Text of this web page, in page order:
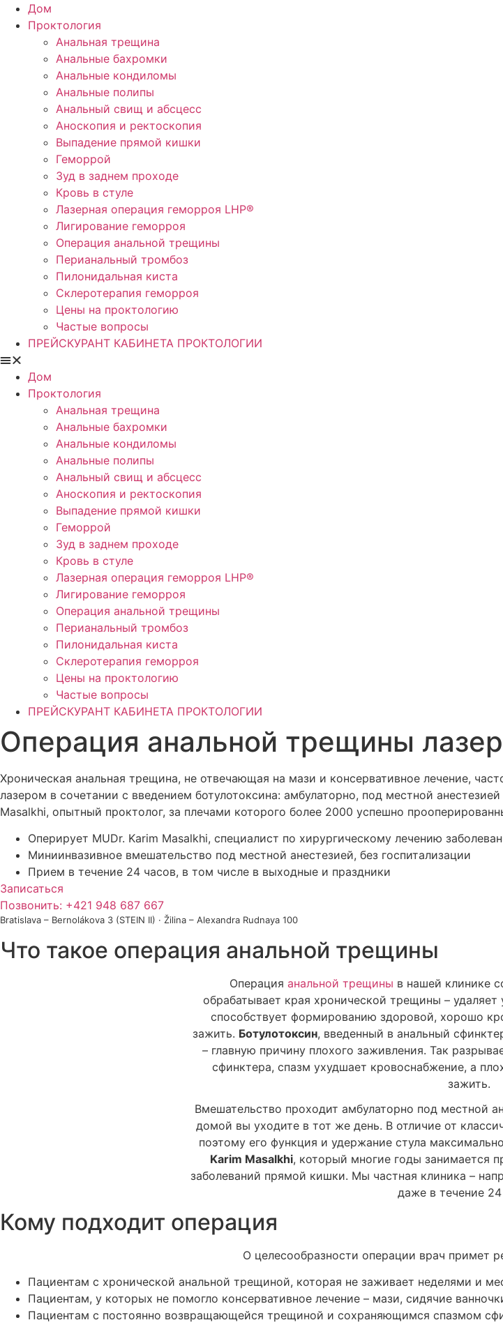
Дом
Проктология
Анальная трещина
Анальные бахромки
Анальные кондиломы
Анальные полипы
Анальный свищ и абсцесс
Аноскопия и ректоскопия
Выпадение прямой кишки
Геморрой
Зуд в заднем проходе
Кровь в стуле
Лазерная операция геморроя LHP®
Лигирование геморроя
Операция анальной трещины
Перианальный тромбоз
Пилонидальная киста
Склеротерапия геморроя
Цены на проктологию
Частые вопросы
ПРЕЙСКУРАНТ КАБИНЕТА ПРОКТОЛОГИИ
Дом
Проктология
Анальная трещина
Анальные бахромки
Анальные кондиломы
Анальные полипы
Анальный свищ и абсцесс
Аноскопия и ректоскопия
Выпадение прямой кишки
Геморрой
Зуд в заднем проходе
Кровь в стуле
Лазерная операция геморроя LHP®
Лигирование геморроя
Операция анальной трещины
Перианальный тромбоз
Пилонидальная киста
Склеротерапия геморроя
Цены на проктологию
Частые вопросы
ПРЕЙСКУРАНТ КАБИНЕТА ПРОКТОЛОГИИ
Операция анальной трещины
Хроническая анальная трещина, не отвечающая на мази и консервативное лечение,
лазером в сочетании с введением ботулотоксина: амбулаторно, под местной
Masalkhi, опытный проктолог, за плечами которого более 2000 успешно
Оперирует MUDr. Karim Masalkhi, специалист по хирургическому лечению
Миниинвазивное вмешательство под местной анестезией, без госпитализации
Прием в течение 24 часов, в том числе в выходные и праздники
Записаться
Позвонить: +421 948 687 667
Bratislava – Bernolákova 3 (STEIN II) · Žilina – Alexandra Rudnaya 100
Что такое операция анальной трещины
Операция анальной трещины в нашей клинике
обрабатывает края хронической трещины –
способствует формированию здоровой, хорошо
зажить. Ботулотоксин, введенный в анальный
– главную причину плохого заживления. Так
сфинктера, спазм ухудшает кровоснабжение, а
зажить.
Вмешательство проходит амбулаторно под местной
домой вы уходите в тот же день. В отличие от
поэтому его функция и удержание стула
Karim Masalkhi, который многие годы занимается
заболеваний прямой кишки. Мы частная клиника –
даже в течение 24
Кому подходит операция
О целесообразности операции врач примет
Пациентам с хронической анальной трещиной, которая не заживает неделями и
Пациентам, у которых не помогло консервативное лечение – мази, сидячие
Пациентам с постоянно возвращающейся трещиной и сохраняющимся спазмом